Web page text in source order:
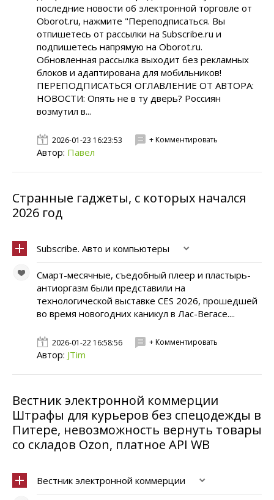
последние новости об электронной торговле от
Oborot.ru, нажмите "Переподписаться. Вы
отпишетесь от рассылки на Subscribe.ru и
подпишетесь напрямую на Oborot.ru.
Обновленная рассылка выходит без рекламных
блоков и адаптирована для мобильников!
ПЕРЕПОДПИСАТЬСЯ ОГЛАВЛЕНИЕ ОТ АВТОРА:
НОВОСТИ: Опять не в ту дверь? Россиян
возмутил в...
2026-01-23 16:23:53 + Комментировать
Автор: Павел
Странные гаджеты, с которых начался
2026 год
Subscribe. Авто и компьютеры
Смарт-месячные, съедобный плеер и пластырь-
антиоргазм были представили на
технологической выставке CES 2026, прошедшей
во время новогодних каникул в Лас-Вегасе....
2026-01-22 16:58:56 + Комментировать
Автор: JTim
Вестник электронной коммерции
Штрафы для курьеров без спецодежды в
Питере, невозможность вернуть товары
со складов Ozon, платное API WB
Вестник электронной коммерции